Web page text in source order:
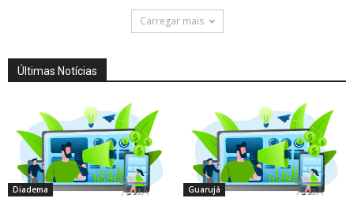
Carregar mais
Últimas Notícias
Diadema Guarujá